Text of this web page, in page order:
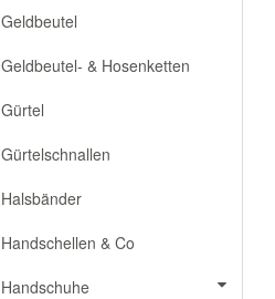
Geldbeutel
Geldbeutel- & Hosenketten
Gürtel
Gürtelschnallen
Halsbänder
Handschellen & Co
Handschuhe